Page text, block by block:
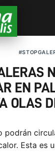
EN
OLAS
podrán
Esta es